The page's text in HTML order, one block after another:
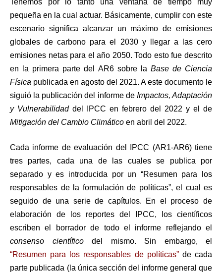
pequeña en la cual actuar. Básicamente, cumplir con este
escenario significa alcanzar un máximo de emisiones
globales de carbono para el 2030 y llegar a las cero
emisiones netas para el año 2050. Todo esto fue descrito
en la primera parte del AR6sobre la Base de Ciencia
Física publicada en agosto del 2021. A este documento le
siguió la publicación del informe de Impactos, Adaptación
y Vulnerabilidaddel IPCC en febrero del 2022 y el de
Mitigación del Cambio Climático en abril del 2022.
Cada informe de evaluación del IPCC (AR1-AR6) tiene
tres partes, cada una de las cuales se publica por
separado y es introducida por un “Resumen para los
responsables de la formulación de políticas”, el cual es
seguido de una serie de capítulos. En el proceso de
elaboración de los reportes del IPCC, los científicos
escriben el borrador de todo el informe reflejando el
consenso científico del mismo. Sin embargo, el
“Resumen para los responsables de políticas”de cada
parte publicada (la única sección del informe general que